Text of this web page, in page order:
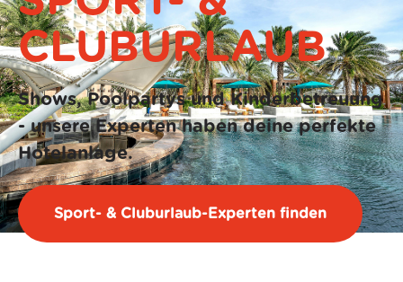
CLUBURLAUB
Shows, Poolpartys und Kinderbetreuung
- unsere Experten haben deine perfekte
Hotelanlage.
Sport- & Cluburlaub-Experten finden